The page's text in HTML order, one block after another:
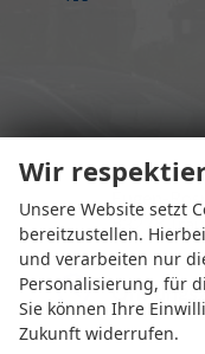
Eugen-
83278
Wir
Unsere Website setzt
bereitzustellen.
und verarbeiten nur
Personalisierung, für
Sie können Ihre
Zukunft widerrufen.